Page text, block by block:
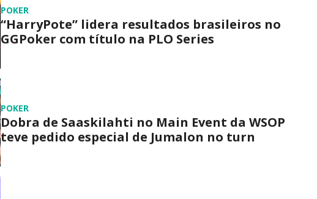
POKER
“HarryPote” lidera resultados brasileiros no
GGPoker com título na PLO Series
POKER
Dobra de Saaskilahti no Main Event da WSOP
teve pedido especial de Jumalon no turn